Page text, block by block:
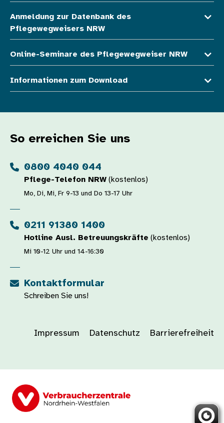
Anmeldung zur Datenbank des
Pflegewegweisers NRW
Online-Seminare des Pflegewegweiser NRW
Informationen zum Download
So erreichen Sie uns
0800 4040 044
Pflege-Telefon NRW (kostenlos)
Mo, Di, Mi, Fr 9-13 und Do 13-17 Uhr
0211 91380 1400
Hotline Ausl. Betreuungskräfte (kostenlos)
Mi 10-12 Uhr und 14-16:30
Kontaktformular
Schreiben Sie uns!
Impressum Datenschutz Barrierefreiheit